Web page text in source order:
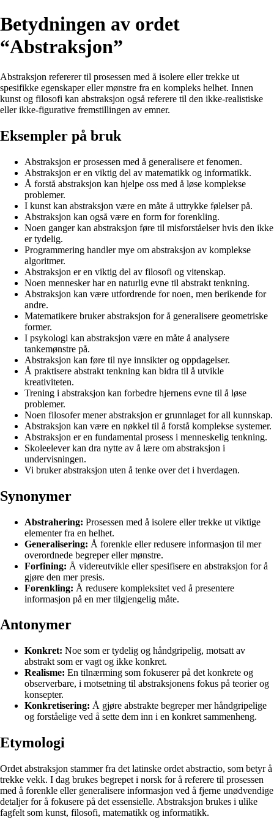
Betydningen av ordet
“Abstraksjon”
Abstraksjon refererer til prosessen med å isolere eller trekke ut
spesifikke egenskaper eller mønstre fra en kompleks helhet. Innen
kunst og filosofi kan abstraksjon også referere til den ikke-realistiske
eller ikke-figurative fremstillingen av emner.
Eksempler på bruk
Abstraksjon er prosessen med å generalisere et fenomen.
Abstraksjon er en viktig del av matematikk og informatikk.
Å forstå abstraksjon kan hjelpe oss med å løse komplekse
problemer.
I kunst kan abstraksjon være en måte å uttrykke følelser på.
Abstraksjon kan også være en form for forenkling.
Noen ganger kan abstraksjon føre til misforståelser hvis den ikke
er tydelig.
Programmering handler mye om abstraksjon av komplekse
algoritmer.
Abstraksjon er en viktig del av filosofi og vitenskap.
Noen mennesker har en naturlig evne til abstrakt tenkning.
Abstraksjon kan være utfordrende for noen, men berikende for
andre.
Matematikere bruker abstraksjon for å generalisere geometriske
former.
I psykologi kan abstraksjon være en måte å analysere
tankemønstre på.
Abstraksjon kan føre til nye innsikter og oppdagelser.
Å praktisere abstrakt tenkning kan bidra til å utvikle
kreativiteten.
Trening i abstraksjon kan forbedre hjernens evne til å løse
problemer.
Noen filosofer mener abstraksjon er grunnlaget for all kunnskap.
Abstraksjon kan være en nøkkel til å forstå komplekse systemer.
Abstraksjon er en fundamental prosess i menneskelig tenkning.
Skoleelever kan dra nytte av å lære om abstraksjon i
undervisningen.
Vi bruker abstraksjon uten å tenke over det i hverdagen.
Synonymer
Abstrahering: Prosessen med å isolere eller trekke ut viktige
elementer fra en helhet.
Generalisering: Å forenkle eller redusere informasjon til mer
overordnede begreper eller mønstre.
Forfining: Å videreutvikle eller spesifisere en abstraksjon for å
gjøre den mer presis.
Forenkling: Å redusere kompleksitet ved å presentere
informasjon på en mer tilgjengelig måte.
Antonymer
Konkret: Noe som er tydelig og håndgripelig, motsatt av
abstrakt som er vagt og ikke konkret.
Realisme: En tilnærming som fokuserer på det konkrete og
observerbare, i motsetning til abstraksjonens fokus på teorier og
konsepter.
Konkretisering: Å gjøre abstrakte begreper mer håndgripelige
og forståelige ved å sette dem inn i en konkret sammenheng.
Etymologi
Ordet abstraksjon stammer fra det latinske ordet abstractio, som betyr å
trekke vekk. I dag brukes begrepet i norsk for å referere til prosessen
med å forenkle eller generalisere informasjon ved å fjerne unødvendige
detaljer for å fokusere på det essensielle. Abstraksjon brukes i ulike
fagfelt som kunst, filosofi, matematikk og informatikk.